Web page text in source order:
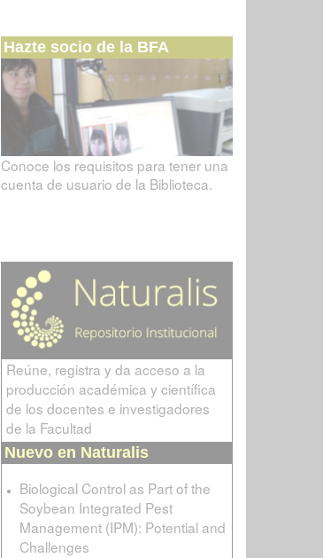
Hazte socio de la BFA
Conoce los requisitos para tener una
cuenta de usuario de la Biblioteca.
Reúne, registra y da acceso a la
producción académica y científica
de los docentes e investigadores
de la Facultad
Nuevo en Naturalis
Biological Control as Part of the
Soybean Integrated Pest
Management (IPM): Potential and
Challenges